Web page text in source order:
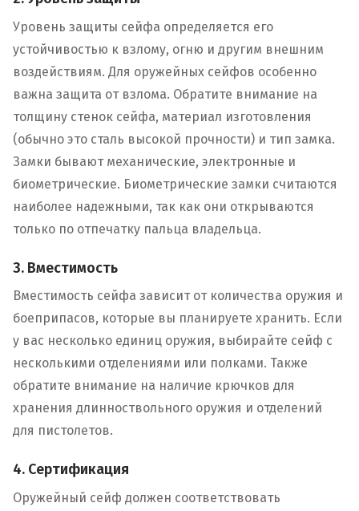
Уровень защиты сейфа определяется его
устойчивостью к взлому, огню и другим внешним
воздействиям. Для оружейных сейфов особенно
важна защита от взлома. Обратите внимание на
толщину стенок сейфа, материал изготовления
(обычно это сталь высокой прочности) и тип замка.
Замки бывают механические, электронные и
биометрические. Биометрические замки считаются
наиболее надежными, так как они открываются
только по отпечатку пальца владельца.
3. Вместимость
Вместимость сейфа зависит от количества оружия и
боеприпасов, которые вы планируете хранить. Если
у вас несколько единиц оружия, выбирайте сейф с
несколькими отделениями или полками. Также
обратите внимание на наличие крючков для
хранения длинноствольного оружия и отделений
для пистолетов.
4. Сертификация
Оружейный сейф должен соответствовать